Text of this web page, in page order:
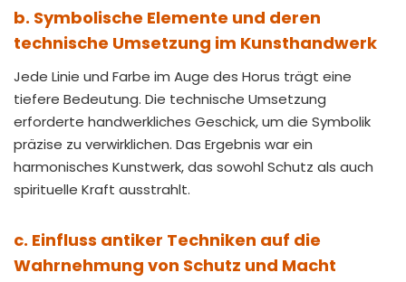
b. Symbolische Elemente und deren
technische Umsetzung im Kunsthandwerk
Jede Linie und Farbe im Auge des Horus trägt eine
tiefere Bedeutung. Die technische Umsetzung
erforderte handwerkliches Geschick, um die Symbolik
präzise zu verwirklichen. Das Ergebnis war ein
harmonisches Kunstwerk, das sowohl Schutz als auch
spirituelle Kraft ausstrahlt.
c. Einfluss antiker Techniken auf die
Wahrnehmung von Schutz und Macht